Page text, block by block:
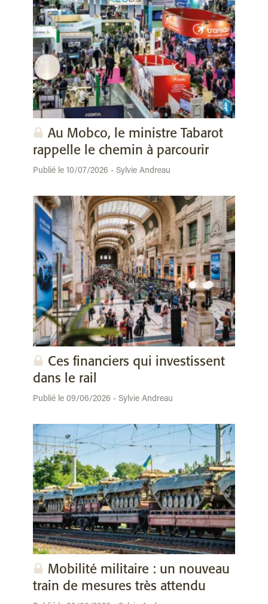
Au Mobco, le ministre Tabarot
rappelle le chemin à parcourir
Publié le 10/07/2026 - Sylvie Andreau
Ces financiers qui investissent
dans le rail
Publié le 09/06/2026 - Sylvie Andreau
Mobilité militaire : un nouveau
train de mesures très attendu